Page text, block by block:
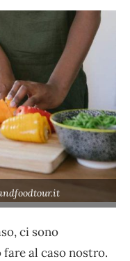
ci sono
fare al caso nostro.